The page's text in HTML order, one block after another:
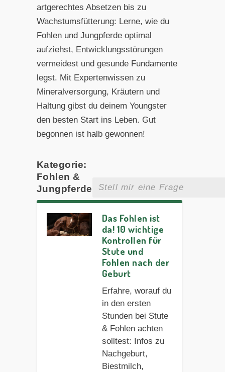
artgerechtes Absetzen bis zu
Wachstumsfütterung: Lerne, wie du
Fohlen und Jungpferde optimal
aufziehst, Entwicklungsstörungen
vermeidest und gesunde Fundamente
legst. Mit Expertenwissen zu
Mineralversorgung, Kräutern und
Haltung gibst du deinem Youngster
den besten Start ins Leben. Gut
begonnen ist halb gewonnen!
Kategorie:
Fohlen &
Jungpferde
Das Fohlen ist
da! 10 wichtige
Kontrollen für
Stute und
Fohlen nach der
Geburt
Erfahre, worauf du
in den ersten
Stunden bei Stute
& Fohlen achten
solltest: Infos zu
Nachgeburt,
Biestmilch,